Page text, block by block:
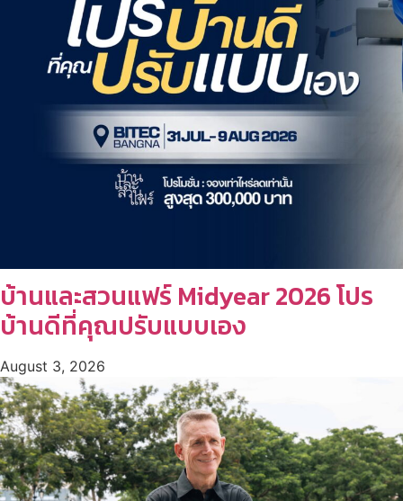
บ้านและสวนแฟร์ Midyear 2026 โปร
บ้านดีที่คุณปรับแบบเอง
August 3, 2026